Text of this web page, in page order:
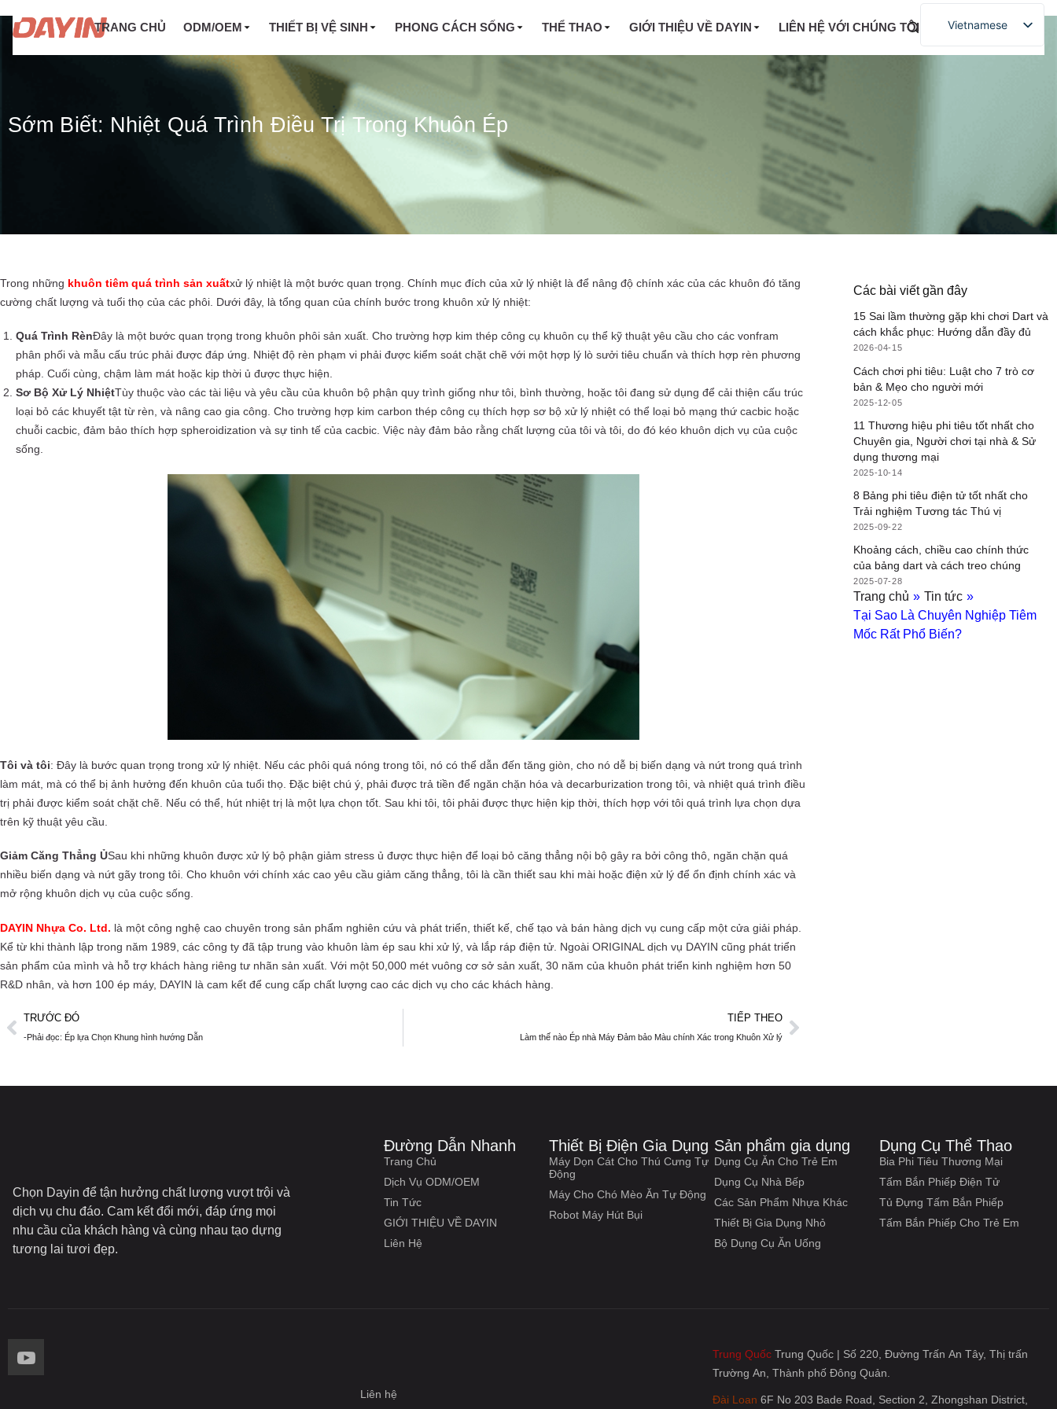
TRANG CHỦ ODM/OEM THIẾT BỊ VỆ SINH PHONG CÁCH SỐNG THỂ THAO GIỚI THIỆU VỀ DAYIN LIÊN HỆ VỚI CHÚNG TÔI Vietnamese
Sớm Biết: Nhiệt Quá Trình Điều Trị Trong Khuôn Ép
Trong những khuôn tiêm quá trình sản xuấtxử lý nhiệt là một bước quan trọng. Chính mục đích của xử lý nhiệt là để nâng độ chính xác của các khuôn đó tăng
cường chất lượng và tuổi thọ của các phôi. Dưới đây, là tổng quan của chính bước trong khuôn xử lý nhiệt:
Quá Trình RènĐây là một bước quan trọng trong khuôn phôi sản xuất. Cho trường hợp kim thép công cụ khuôn cụ thể kỹ thuật yêu cầu cho các vonfram
phân phối và mẫu cấu trúc phải được đáp ứng. Nhiệt độ rèn phạm vi phải được kiểm soát chặt chẽ với một hợp lý lò sưởi tiêu chuẩn và thích hợp rèn phương
pháp. Cuối cùng, chậm làm mát hoặc kịp thời ủ được thực hiện.
Sơ Bộ Xử Lý NhiệtTùy thuộc vào các tài liệu và yêu cầu của khuôn bộ phận quy trình giống như tôi, bình thường, hoặc tôi đang sử dụng để cải thiện cấu trúc
loại bỏ các khuyết tật từ rèn, và nâng cao gia công. Cho trường hợp kim carbon thép công cụ thích hợp sơ bộ xử lý nhiệt có thể loại bỏ mạng thứ cacbic hoặc
chuỗi cacbic, đảm bảo thích hợp spheroidization và sự tinh tế của cacbic. Việc này đảm bảo rằng chất lượng của tôi và tôi, do đó kéo khuôn dịch vụ của cuộc
sống.
Tôi và tôi: Đây là bước quan trọng trong xử lý nhiệt. Nếu các phôi quá nóng trong tôi, nó có thể dẫn đến tăng giòn, cho nó dễ bị biến dạng và nứt trong quá trình
làm mát, mà có thể bị ảnh hưởng đến khuôn của tuổi thọ. Đặc biệt chú ý, phải được trả tiền để ngăn chặn hóa và decarburization trong tôi, và nhiệt quá trình điều
trị phải được kiểm soát chặt chẽ. Nếu có thể, hút nhiệt trị là một lựa chọn tốt. Sau khi tôi, tôi phải được thực hiện kịp thời, thích hợp với tôi quá trình lựa chọn dựa
trên kỹ thuật yêu cầu.
Giảm Căng Thẳng ỦSau khi những khuôn được xử lý bộ phận giảm stress ủ được thực hiện để loại bỏ căng thẳng nội bộ gây ra bởi công thô, ngăn chặn quá
nhiều biến dạng và nứt gãy trong tôi. Cho khuôn với chính xác cao yêu cầu giảm căng thẳng, tôi là cần thiết sau khi mài hoặc điện xử lý để ổn định chính xác và
mở rộng khuôn dịch vụ của cuộc sống.
DAYIN Nhựa Co. Ltd. là một công nghệ cao chuyên trong sản phẩm nghiên cứu và phát triển, thiết kế, chế tạo và bán hàng dịch vụ cung cấp một cửa giải pháp.
Kể từ khi thành lập trong năm 1989, các công ty đã tập trung vào khuôn làm ép sau khi xử lý, và lắp ráp điện tử. Ngoài ORIGINAL dịch vụ DAYIN cũng phát triển
sản phẩm của mình và hỗ trợ khách hàng riêng tư nhãn sản xuất. Với một 50,000 mét vuông cơ sở sản xuất, 30 năm của khuôn phát triển kinh nghiệm hơn 50
R&D nhân, và hơn 100 ép máy, DAYIN là cam kết để cung cấp chất lượng cao các dịch vụ cho các khách hàng.
TRƯỚC ĐÓ
-Phải đọc: Ép lựa Chọn Khung hình hướng Dẫn
TIẾP THEO
Làm thế nào Ép nhà Máy Đảm bảo Màu chính Xác trong Khuôn Xử lý
Các bài viết gần đây
15 Sai lầm thường gặp khi chơi Dart và
cách khắc phục: Hướng dẫn đầy đủ
2026-04-15
Cách chơi phi tiêu: Luật cho 7 trò cơ
bản & Mẹo cho người mới
2025-12-05
11 Thương hiệu phi tiêu tốt nhất cho
Chuyên gia, Người chơi tại nhà & Sử
dụng thương mại
2025-10-14
8 Bảng phi tiêu điện tử tốt nhất cho
Trải nghiệm Tương tác Thú vị
2025-09-22
Khoảng cách, chiều cao chính thức
của bảng dart và cách treo chúng
2025-07-28
Trang chủ » Tin tức »
Tại Sao Là Chuyên Nghiệp Tiêm
Mốc Rất Phổ Biến?
Chọn Dayin để tận hưởng chất lượng vượt trội và
dịch vụ chu đáo. Cam kết đổi mới, đáp ứng mọi
nhu cầu của khách hàng và cùng nhau tạo dựng
tương lai tươi đẹp.
Đường Dẫn Nhanh
Trang Chủ
Dịch Vụ ODM/OEM
Tin Tức
GIỚI THIỆU VỀ DAYIN
Liên Hệ
Thiết Bị Điện Gia Dụng
Máy Dọn Cát Cho Thú Cưng Tự
Động
Máy Cho Chó Mèo Ăn Tự Động
Robot Máy Hút Bụi
Sản phẩm gia dụng
Dụng Cụ Ăn Cho Trẻ Em
Dụng Cụ Nhà Bếp
Các Sản Phẩm Nhựa Khác
Thiết Bị Gia Dụng Nhỏ
Bộ Dụng Cụ Ăn Uống
Dụng Cụ Thể Thao
Bia Phi Tiêu Thương Mại
Tấm Bắn Phiếp Điện Tử
Tủ Đựng Tấm Bắn Phiếp
Tấm Bắn Phiếp Cho Trẻ Em
Liên hệ
Trung QuốcTrung Quốc | Số 220, Đường Trấn An Tây, Thị trấn
Trường An, Thành phố Đông Quản.
Đài Loan 6F No 203 Bade Road, Section 2, Zhongshan District,